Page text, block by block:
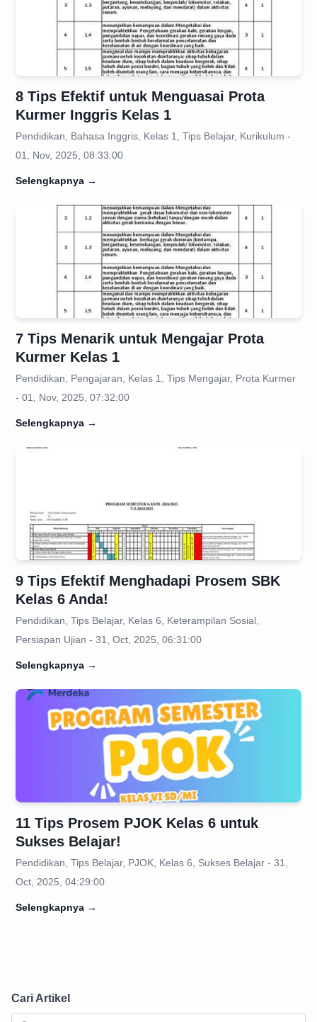
8 Tips Efektif untuk Menguasai Prota
Kurmer Inggris Kelas 1
Pendidikan, Bahasa Inggris, Kelas 1, Tips Belajar, Kurikulum -
01, Nov, 2025, 08:33:00
Selengkapnya →
7 Tips Menarik untuk Mengajar Prota
Kurmer Kelas 1
Pendidikan, Pengajaran, Kelas 1, Tips Mengajar, Prota Kurmer
- 01, Nov, 2025, 07:32:00
Selengkapnya →
9 Tips Efektif Menghadapi Prosem SBK
Kelas 6 Anda!
Pendidikan, Tips Belajar, Kelas 6, Keterampilan Sosial,
Persiapan Ujian - 31, Oct, 2025, 06:31:00
Selengkapnya →
11 Tips Prosem PJOK Kelas 6 untuk
Sukses Belajar!
Pendidikan, Tips Belajar, PJOK, Kelas 6, Sukses Belajar - 31,
Oct, 2025, 04:29:00
Selengkapnya →
Cari Artikel